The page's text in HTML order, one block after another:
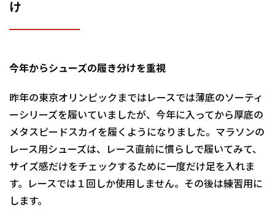
け
今年からシューズの履き分けを重視
昨年の東京オリンピックまではレースでは薄底のソーティ
ーシリーズを履いていましたが、今年に入ってから厚底の
メタスピードスカイを履くようになりました。マラソンの
レース用シューズは、レース直前に慣らしで履いてみて、
サイズ感だけをチェックするために一度だけ足を入れま
す。レースでは１回しか使用しません。その後は練習用に
します。